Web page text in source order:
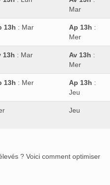
Mar
13h : Mar Ap 13h :
Mer
13h : Mar Av 13h :
Mer
13h : Mer Ap 13h :
Jeu
Jeu
? Voici comment optimiser